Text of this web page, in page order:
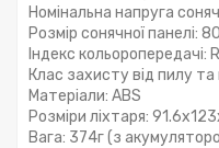
Номінальна напруга
Розмір сонячної панелі:
Індекс кольоропередачі:
Клас захисту від пилу та
Матеріали: ABS
Розміри ліхтаря:
Вага: 374г (з